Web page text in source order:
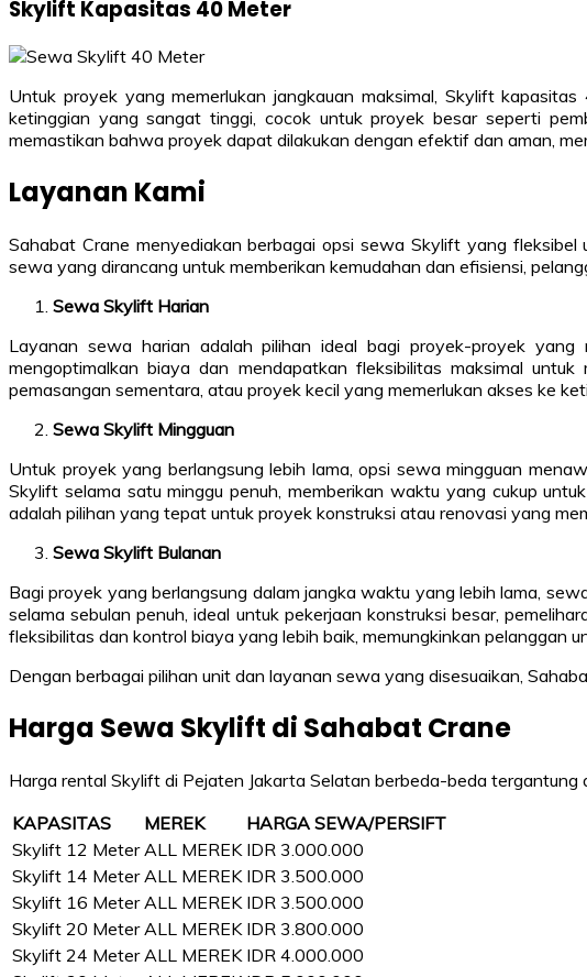
Skylift Kapasitas 40 Meter
Untuk proyek yang memerlukan jangkauan maksimal, Skylift
ketinggian yang sangat tinggi, cocok untuk proyek besar seperti
memastikan bahwa proyek dapat dilakukan dengan efektif dan aman,
Layanan Kami
Sahabat Crane menyediakan berbagai opsi sewa Skylift yang
sewa yang dirancang untuk memberikan kemudahan dan efisiensi,
Sewa Skylift Harian
Layanan sewa harian adalah pilihan ideal bagi proyek-proyek
mengoptimalkan biaya dan mendapatkan fleksibilitas maksimal
pemasangan sementara, atau proyek kecil yang memerlukan akses ke
Sewa Skylift Mingguan
Untuk proyek yang berlangsung lebih lama, opsi sewa mingguan
Skylift selama satu minggu penuh, memberikan waktu yang cukup
adalah pilihan yang tepat untuk proyek konstruksi atau renovasi yang
Sewa Skylift Bulanan
Bagi proyek yang berlangsung dalam jangka waktu yang lebih lama,
selama sebulan penuh, ideal untuk pekerjaan konstruksi besar,
fleksibilitas dan kontrol biaya yang lebih baik, memungkinkan pelanggan
Dengan berbagai pilihan unit dan layanan sewa yang disesuaikan,
Harga Sewa Skylift di Sahabat Crane
Harga rental Skylift di Pejaten Jakarta Selatan berbeda-beda
KAPASITAS
MEREK
HARGA SEWA/PERSIFT
Skylift 12 Meter ALL MEREK IDR 3.000.000
Skylift 14 Meter ALL MEREK IDR 3.500.000
Skylift 16 Meter ALL MEREK IDR 3.500.000
Skylift 20 Meter ALL MEREK IDR 3.800.000
Skylift 24 Meter ALL MEREK IDR 4.000.000